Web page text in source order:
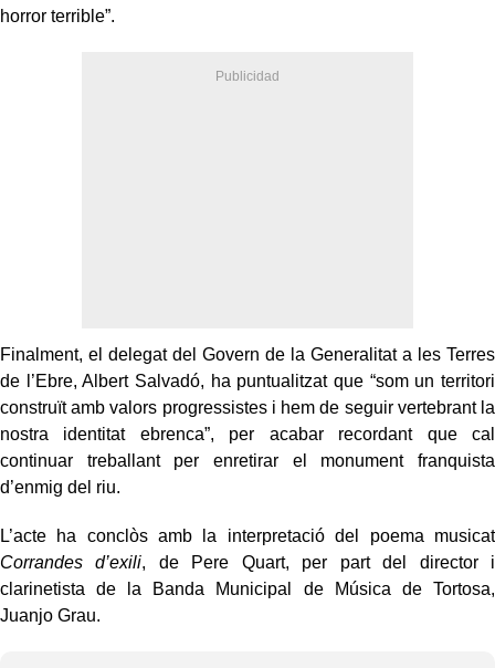
horror terrible”.
Finalment, el delegat del Govern de la Generalitat a les Terres
de l’Ebre, Albert Salvadó, ha puntualitzat que “som un territori
construït amb valors progressistes i hem de seguir vertebrant la
nostra identitat ebrenca”, per acabar recordant que cal
continuar treballant per enretirar el monument franquista
d’enmig del riu.
L’acte ha conclòs amb la interpretació del poema musicat
Corrandes d’exili, de Pere Quart, per part del director i
clarinetista de la Banda Municipal de Música de Tortosa,
Juanjo Grau.